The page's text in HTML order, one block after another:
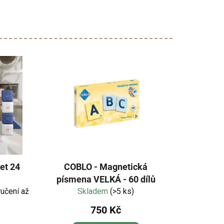
24
až
COBLO - Magnetická
písmena VELKÁ - 60 dílů
Skladem(>5 ks)
750 Kč